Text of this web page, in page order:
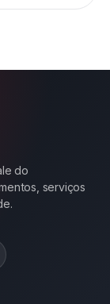
do
serviços